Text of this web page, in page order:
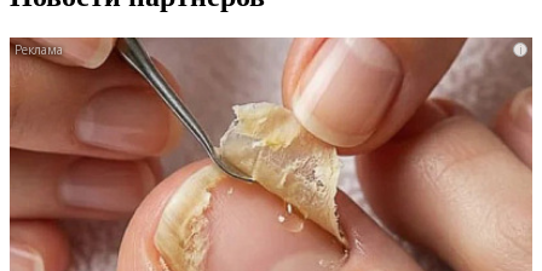
i